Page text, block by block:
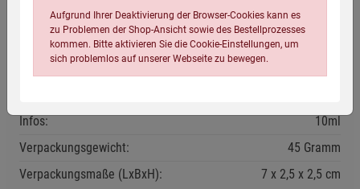
Kann allergische Hautreaktionen verursachen
(H317).
Giftig für Wasserorganismen, mit langfristiger
Wirkung (H411).
Sicherheitshinweise:
Eigenschaften
Infos:
10ml
Verpackungsgewicht:
45 Gramm
Verpackungsmaße (LxBxH):
7 2,5 2,5 cm
Aufgrund Ihrer Deaktivierung der Browser-Cookies kann es
zu Problemen der Shop-Ansicht sowie des Bestellprozesses
kommen. Bitte aktivieren Sie die Cookie-Einstellungen, um
sich problemlos auf unserer Webseite zu bewegen.